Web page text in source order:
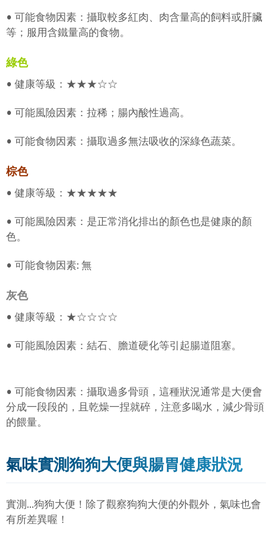
• 可能食物因素：攝取較多紅肉、肉含量高的飼料或肝臟
等；服用含鐵量高的食物。
綠色
• 健康等級：★★★☆☆
• 可能風險因素：拉稀；腸內酸性過高。
• 可能食物因素：攝取過多無法吸收的深綠色蔬菜。
棕色
• 健康等級：★★★★★
• 可能風險因素：是正常消化排出的顏色也是健康的顏
色。
• 可能食物因素: 無
灰色
• 健康等級：★☆☆☆☆
• 可能風險因素：結石、膽道硬化等引起腸道阻塞。
• 可能食物因素：攝取過多骨頭，這種狀況通常是大便會
分成一段段的，且乾燥一捏就碎，注意多喝水，減少骨頭
的餵量。
氣味實測狗狗大便與腸胃健康狀況
實測...狗狗大便！除了觀察狗狗大便的外觀外，氣味也會
有所差異喔！